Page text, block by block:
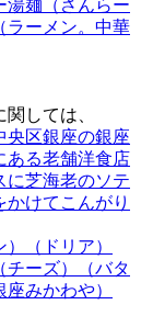
湯麺（さんらー
ラーメン。中華
しては、
央区銀座の銀座
ある老舗洋食店
に芝海老のソテ
けてこんがり
（ドリア）
チーズ）（バタ
みかわや）